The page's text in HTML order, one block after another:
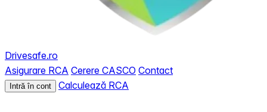
Drivesafe.ro
Asigurare RCA Cerere CASCO Contact
Intră în cont Calculează RCA